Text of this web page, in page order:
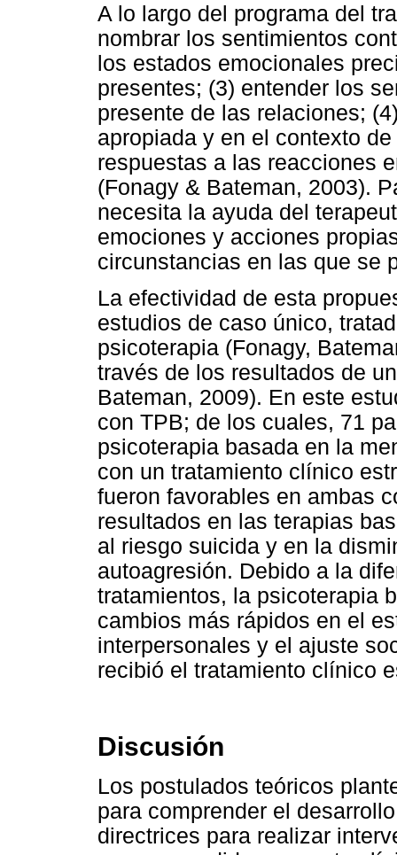
A lo largo del programa del
nombrar los sentimientos
los estados emocionales
presentes; (3) entender los
presente de las relaciones;
apropiada y en el contexto
respuestas a las reacciones
(Fonagy & Bateman, 2003).
necesita la ayuda del
emociones y acciones
circunstancias en las que se
La efectividad de esta
estudios de caso único,
psicoterapia (Fonagy,
través de los resultados de
Bateman, 2009). En este
con TPB; de los cuales, 71
psicoterapia basada en la
con un tratamiento clínico
fueron favorables en ambas
resultados en las terapias
al riesgo suicida y en la
autoagresión. Debido a la
tratamientos, la psicoterapia
cambios más rápidos en el
interpersonales y el ajuste
recibió el tratamiento clínico
Discusión
Los postulados teóricos
para comprender el
directrices para realizar